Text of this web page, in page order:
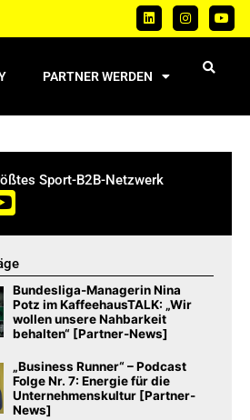
PARTNER WERDEN
Sport-B2B-Netzwerk
Bundesliga-Managerin Nina
Potz im KaffeehausTALK: „Wir
wollen unsere Nahbarkeit
behalten“ [Partner-News]
„Business Runner“ – Podcast
Folge Nr. 7: Energie für die
Unternehmenskultur [Partner-
News]